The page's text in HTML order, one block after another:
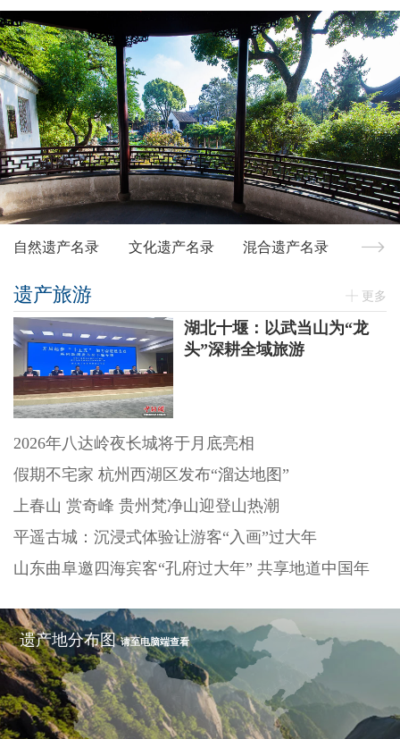
自然遗产名录 文化遗产名录 混合遗产名录
遗产旅游 更多
湖北十堰：以武当山为“龙
头”深耕全域旅游
2026年八达岭夜长城将于月底亮相
假期不宅家 杭州西湖区发布“溜达地图”
上春山 赏奇峰 贵州梵净山迎登山热潮
平遥古城：沉浸式体验让游客“入画”过大年
山东曲阜邀四海宾客“孔府过大年” 共享地道中国年
遗产地分布图请至电脑端查看